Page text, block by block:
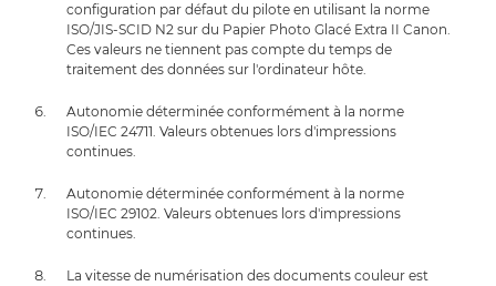
configuration par défaut du pilote en utilisant la norme
ISO/JIS-SCID N2 sur du Papier Photo Glacé Extra II Canon.
Ces valeurs ne tiennent pas compte du temps de
traitement des données sur l'ordinateur hôte.
Autonomie déterminée conformément à la norme
ISO/IEC 24711. Valeurs obtenues lors d'impressions
continues.
Autonomie déterminée conformément à la norme
ISO/IEC 29102. Valeurs obtenues lors d'impressions
continues.
La vitesse de numérisation des documents couleur est